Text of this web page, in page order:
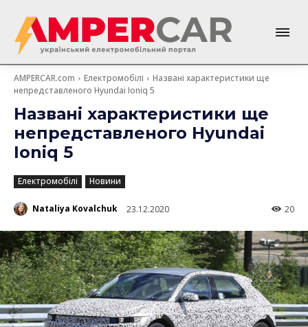
AMPERCAR.com Електромобілі
Названі характеристики ще
непредставленого Hyundai Ioniq 5
Названі характеристики ще
непредставленого Hyundai
Ioniq 5
Електромобілі Новини
Nataliya Kovalchuk 23.12.2020 20